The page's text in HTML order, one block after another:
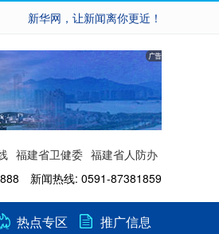
新华网，让新闻离你更近！
福建省卫健委 福建省人防办
新闻热线: 0591-87381859
热点专区
推广信息